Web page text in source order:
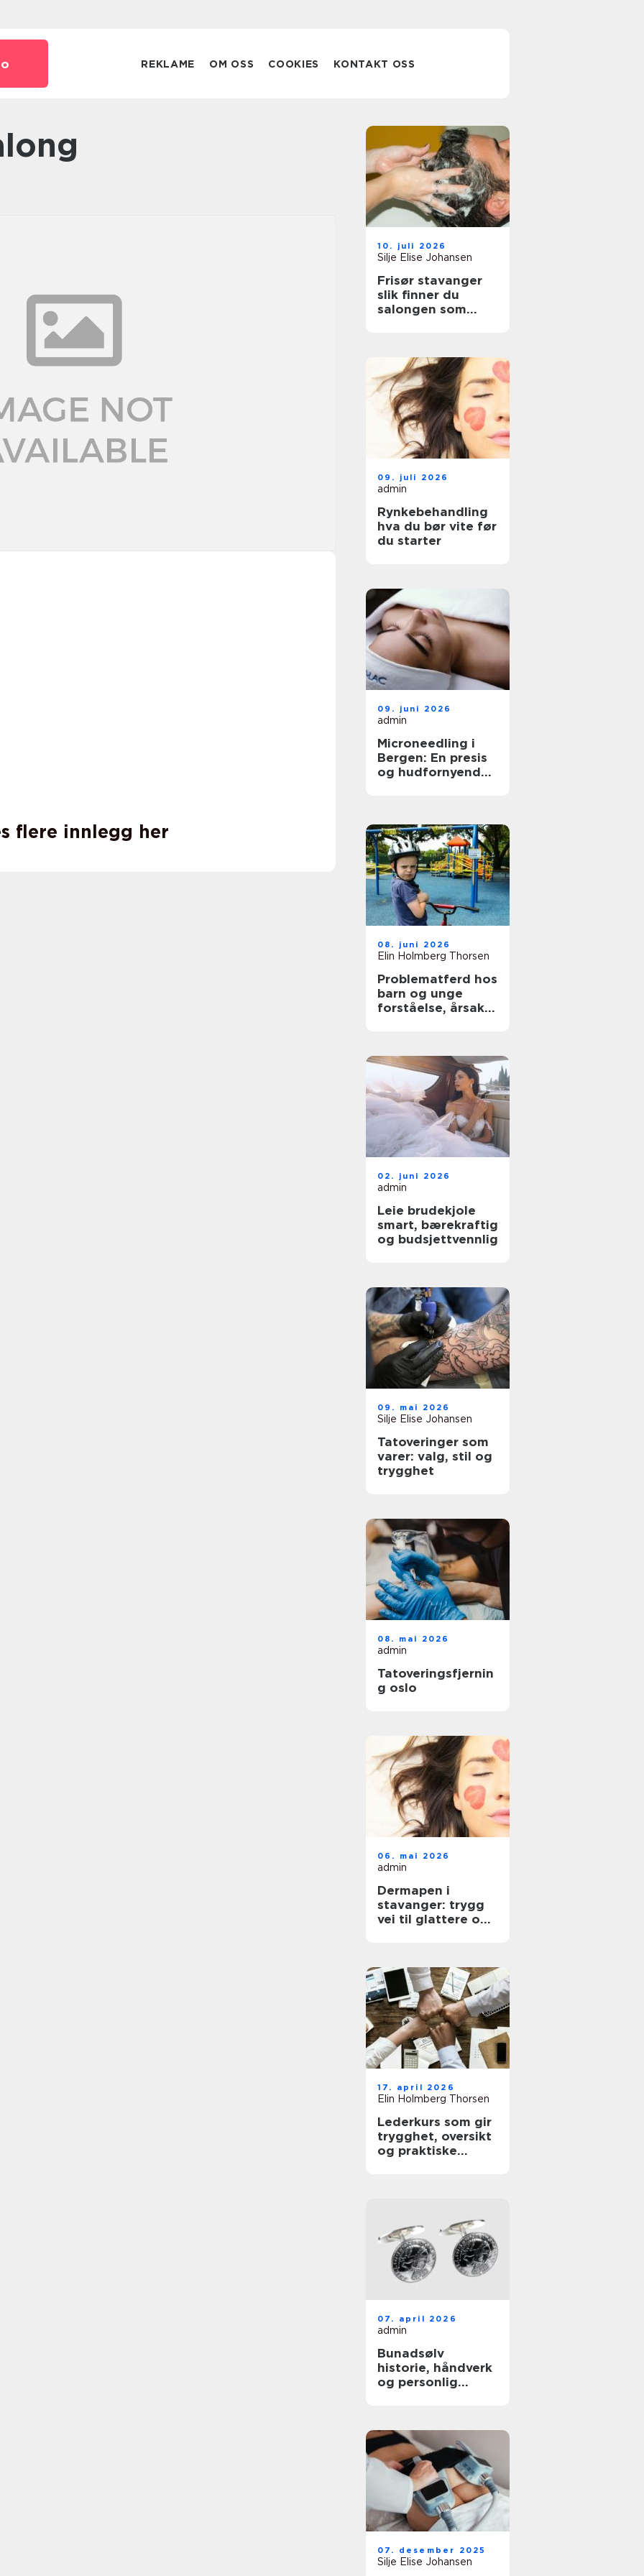
REKLAME OM OSS COOKIES KONTAKT OSS
flere innlegg her
10. juli 2026
Silje Elise Johansen
Frisør stavanger
slik finner du
salongen som
09. juli 2026
admin
Rynkebehandling
hva du bør vite før
du starter
09. juni 2026
admin
Microneedling i
Bergen: En presis
og hudfornyende
08. juni 2026
Elin Holmberg Thorsen
Problematferd hos
barn og unge
forståelse, årsaker
02. juni 2026
admin
Leie brudekjole
smart, bærekraftig
og budsjettvennlig
09. mai 2026
Silje Elise Johansen
Tatoveringer som
varer: valg, stil og
trygghet
08. mai 2026
admin
Tatoveringsfjernin
g oslo
06. mai 2026
admin
Dermapen i
stavanger: trygg
vei til glattere og
17. april 2026
Elin Holmberg Thorsen
Lederkurs som gir
trygghet, oversikt
og praktiske
07. april 2026
admin
Bunadsølv
historie, håndverk
og personlig
07. desember 2025
Silje Elise Johansen